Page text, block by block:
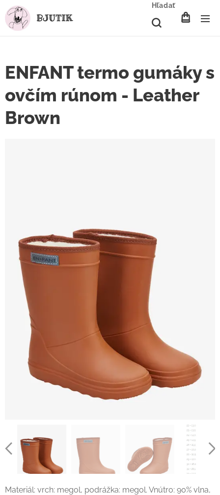
BJUTIK
Hľadať
ENFANT termo gumáky s
ovčím rúnom - Leather
Brown
Materiál: vrch: megol, podrážka: megol. Vnútro: 90% vlna,